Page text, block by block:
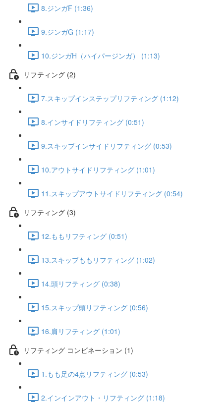
8.ジンガF (1:36)
9.ジンガG (1:17)
10.ジンガH（ハイパージンガ） (1:13)
リフティング (2)
7.スキップインステップリフティング (1:12)
8.インサイドリフティング (0:51)
9.スキップインサイドリフティング (0:53)
10.アウトサイドリフティング (1:01)
11.スキップアウトサイドリフティング (0:54)
リフティング (3)
12.ももリフティング (0:51)
13.スキップももリフティング (1:02)
14.頭リフティング (0:38)
15.スキップ頭リフティング (0:56)
16.肩リフティング (1:01)
リフティング コンビネーション (1)
1.もも足の4点リフティング (0:53)
2.インインアウト・リフティング (1:18)